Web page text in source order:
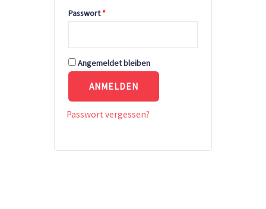
Passwort*
Angemeldet bleiben
ANMELDEN
Passwort vergessen?